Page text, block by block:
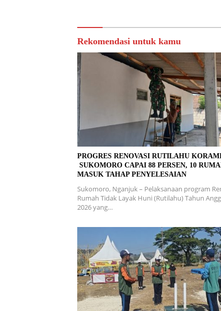
Rekomendasi untuk kamu
PROGRES RENOVASI RUTILAHU
SUKOMORO CAPAI 88 PERSEN, 10
MASUK TAHAP PENYELESAIAN
Sukomoro, Nganjuk – Pelaksanaan program
Rumah Tidak Layak Huni (Rutilahu) Tahun
2026 yang…